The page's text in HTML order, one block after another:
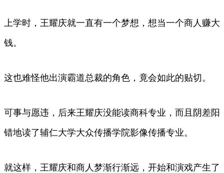
上学时，王耀庆就一直有一个梦想，想当一个商人赚大
钱。
这也难怪他出演霸道总裁的角色，竟会如此的贴切。
可事与愿违，后来王耀庆没能读商科专业，而且阴差阳
错地读了辅仁大学大众传播学院影像传播专业。
就这样，王耀庆和商人梦渐行渐远，开始和演戏产生了